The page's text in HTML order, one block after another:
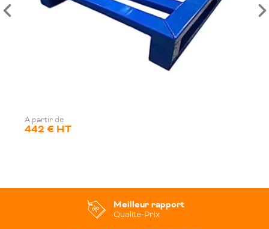
A partir de
442 € HT
Meilleur rapport
Qualite-Prix